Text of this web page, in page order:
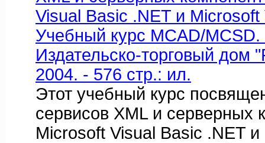
Visual Basic .NET и Microsoft
Учебный курс MCAD/
Издательско-торговый дом
2004. - 576 стр.: ил.
Этот учебный курс
сервисов XML и серверных
Microsoft Visual Basic .NET